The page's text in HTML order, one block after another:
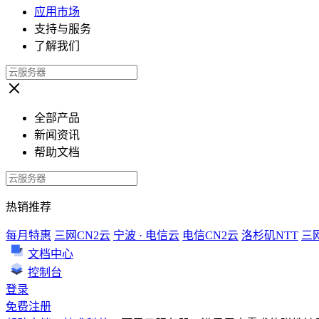
应用市场
支持与服务
了解我们
全部产品
新闻资讯
帮助文档
热销推荐
每月特惠 三网CN2云 宁波 · 电信云 电信CN2云 洛杉矶NTT 三
文档中心
控制台
登录
免费注册